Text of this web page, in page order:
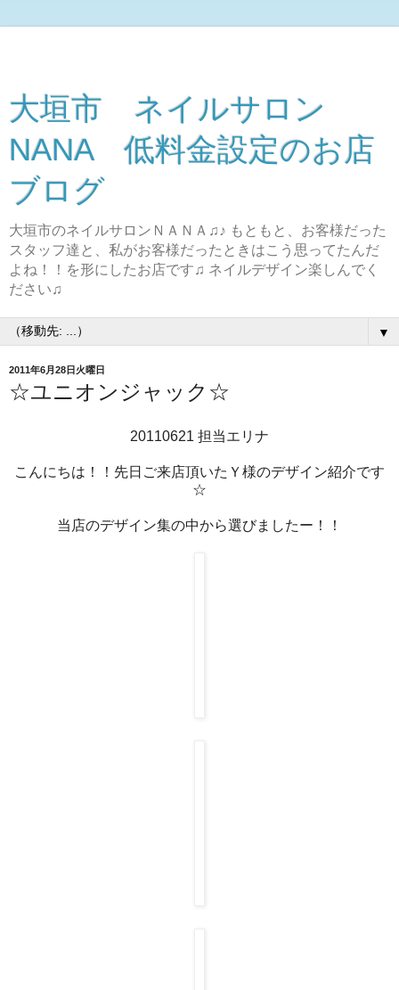
大垣市 ネイルサロン
NANA 低料金設定のお店
ブログ
大垣市のネイルサロンＮＡＮＡ♫♪ もともと、お客様だった
スタッフ達と、私がお客様だったときはこう思ってたんだ
よね！！を形にしたお店です♫ ネイルデザイン楽しんでく
ださい♫
▼
2011年6月28日火曜日
☆ユニオンジャック☆
20110621 担当エリナ
こんにちは！！先日ご来店頂いたＹ様のデザイン紹介です
☆
当店のデザイン集の中から選びましたー！！